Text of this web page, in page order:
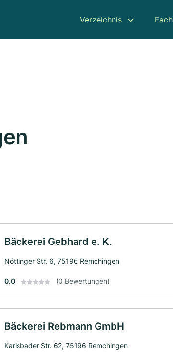
Verzeichnis
Bäckerei Gebhard e. K.
Nöttinger Str. 6, 75196 Remchingen
0.0 (0 Bewertungen)
Bäckerei Rebmann GmbH
Karlsbader Str. 62, 75196 Remchingen